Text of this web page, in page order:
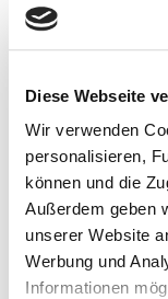
Diese Webseite
Wir verwenden
personalisieren,
können und die
Außerdem geben
unserer Website
Werbung und
Informationen
aber eine
Bücher.
Zwar sind die
zu 2015
Sommer setzten
einzelnen
Kinder und
oder vielleicht
den ersten